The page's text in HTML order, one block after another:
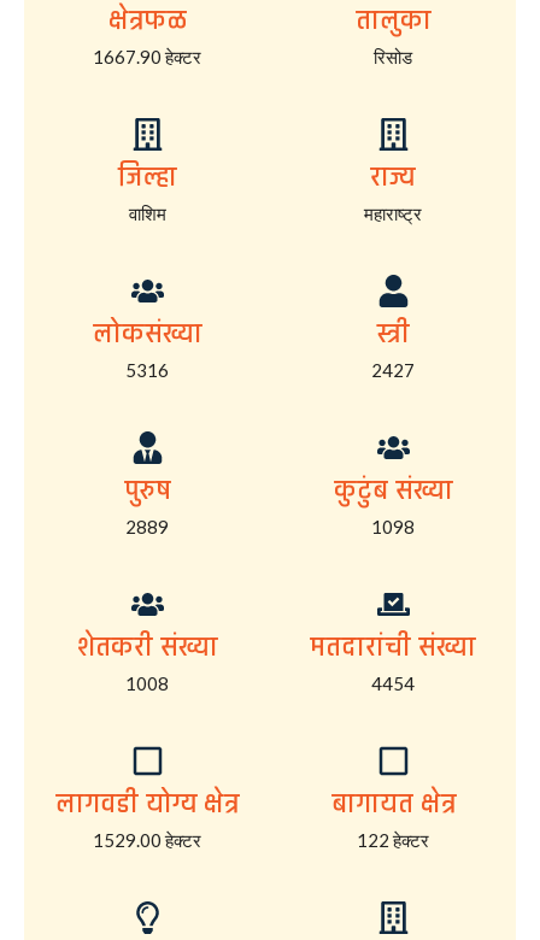
क्षेत्रफळ
1667.90 हेक्टर
तालुका
रिसोड
जिल्हा
वाशिम
राज्य
महाराष्ट्र
लोकसंख्या
5316
स्त्री
2427
पुरुष
2889
कुटुंब संख्या
1098
शेतकरी संख्या
1008
मतदारांची संख्या
4454
लागवडी योग्य क्षेत्र
1529.00 हेक्टर
बागायत क्षेत्र
122 हेक्टर